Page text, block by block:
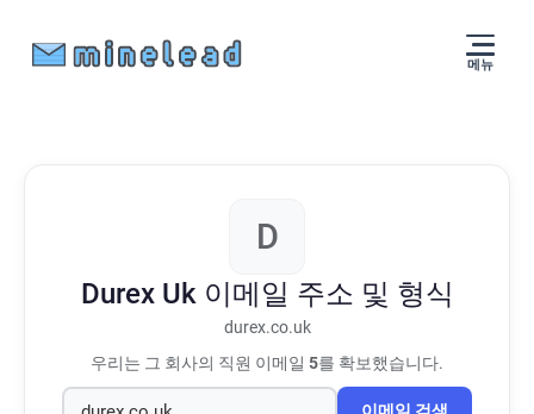
메뉴
D
Durex Uk 이메일 주소 및 형식
durex.co.uk
우리는 그 회사의 직원 이메일 5를 확보했습니다.